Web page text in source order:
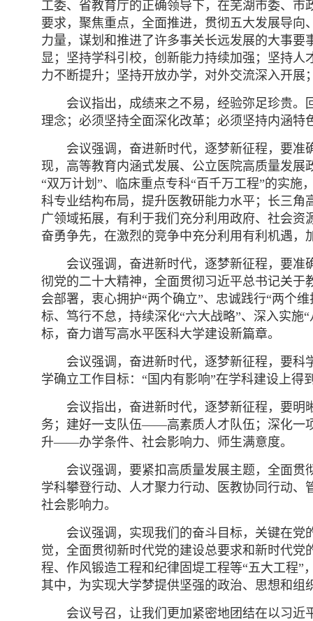
工委、省教育厅的正确领导下，在芜湖市委、
要求，聚焦重点，全面推进，贯彻五大发展导
力量，谋划和推进了许多事关长远发展的大事
显；坚持学科引校，创新能力持续加强；坚持
力不断提升；坚持开放办学，对外交流深入开
会议指出，成绩来之不易，经验弥足珍贵
理念；必须坚持全面深化改革；必须坚持内涵特
会议强调，奋进新时代，逐梦新征程，要
现，高等教育内涵式发展、公立医院高质量发展
“双万计划”、临床重点专科“百千万工程”的实
科专业结构布局，提升医教研能力水平；长三
广领域拓展，有利于我们充分利用政府、社会
奋勇争先，在激烈的竞争中充分利用有利机遇
会议强调，奋进新时代，逐梦新征程，要
彻党的二十大精神，全面贯彻习近平总书记关
会部署，衷心拥护“两个确立”、忠诚践行“两个
标、笃行不怠，持续深化“六大战略”、深入实施
标，奋力谱写高水平医科大学建设新篇章。
会议强调，奋进新时代，逐梦新征程，要
学确立工作目标：“国内有影响”在学科建设上得
会议指出，奋进新时代，逐梦新征程，要
务；建好一支队伍——高素质人才队伍；深化
升——办学条件、社会影响力、师生满意度。
会议强调，要紧扣高质量发展主题，全面
学科攀登行动、人才聚力行动、医教协同行动
社会影响力。
会议强调，实现我们的奋斗目标，关键在
觉，全面贯彻新时代党的建设总要求和新时代
程、作风锻造工程和纪律固堤工程等“五大工程
其中，为实现大学梦提供坚强的政治、思想和组
会议号召，让我们更加紧密地团结在以习